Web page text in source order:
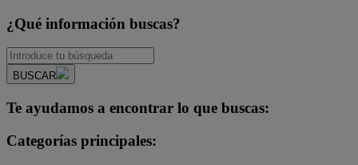
¿Qué información buscas?
BUSCAR
Te ayudamos a encontrar lo que buscas:
Categorías principales: